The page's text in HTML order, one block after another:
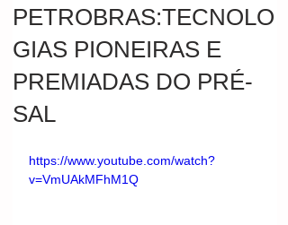
PETROBRAS:TECNOLO
GIAS PIONEIRAS E
PREMIADAS DO PRÉ-
SAL
https://www.youtube.com/watch?
v=VmUAkMFhM1Q